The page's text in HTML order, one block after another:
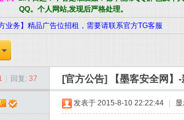
QQ。个人网站,发现后严格处理。
方业务】精品广告位招租，需要请联系官方TG客服
回复: 37 [官方公告] 【墨客安全网
发表于 2015-8-10 22:22:44